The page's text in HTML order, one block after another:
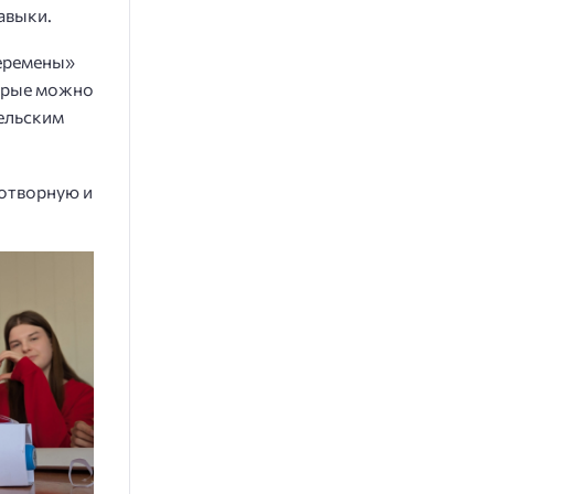
можно
и